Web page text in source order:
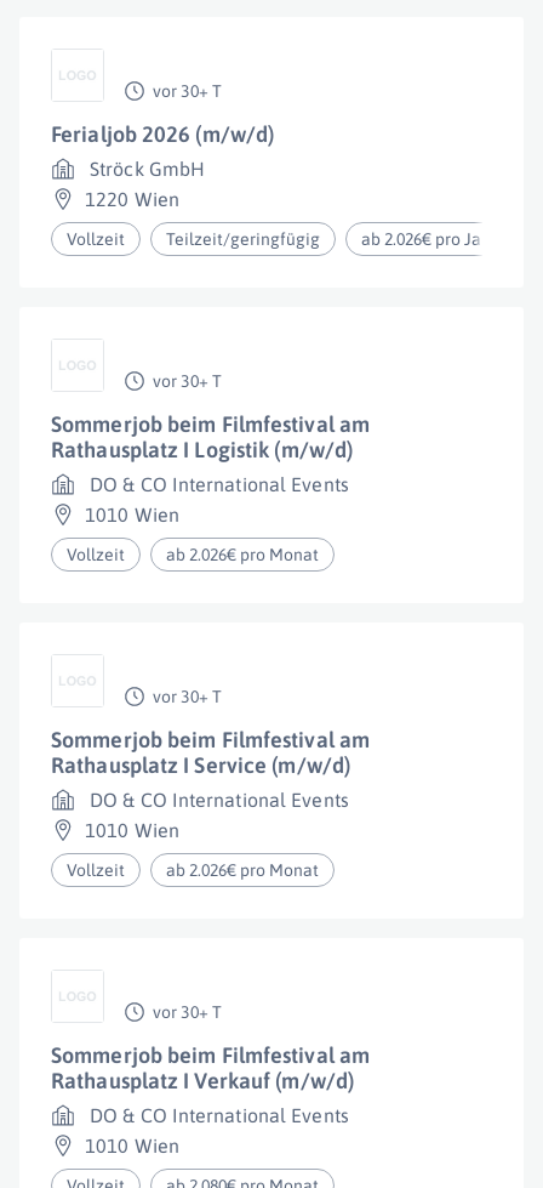
vor 30+ T
Ferialjob 2026 (m/w/d)
Ströck GmbH
1220 Wien
Vollzeit Teilzeit/geringfügig ab 2.026€ pro Jahr
vor 30+ T
Sommerjob beim Filmfestival am
Rathausplatz I Logistik (m/w/d)
DO & CO International Events
1010 Wien
Vollzeit ab 2.026€ pro Monat
vor 30+ T
Sommerjob beim Filmfestival am
Rathausplatz I Service (m/w/d)
DO & CO International Events
1010 Wien
Vollzeit ab 2.026€ pro Monat
vor 30+ T
Sommerjob beim Filmfestival am
Rathausplatz I Verkauf (m/w/d)
DO & CO International Events
1010 Wien